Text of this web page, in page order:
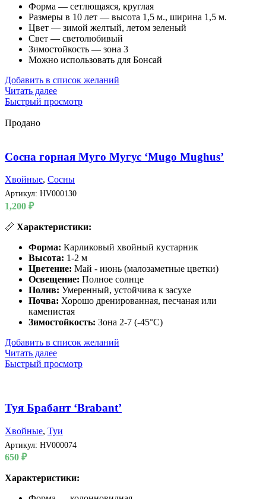
Форма — сетлющаяся, круглая
Размеры в 10 лет — высота 1,5 м., ширина 1,5 м.
Цвет — зимой желтый, летом зеленый
Свет — светолюбивый
Зимостойкость — зона 3
Можно использовать для Бонсай
Добавить в список желаний
Читать далее
Быстрый просмотр
Продано
Сосна горная Муго Мугус ‘Mugo Mughus’
Хвойные, Сосны
Артикул: HV000130
1,200 ₽
📏 Характеристики:
Форма: Карликовый хвойный кустарник
Высота: 1-2 м
Цветение: Май - июнь (малозаметные цветки)
Освещение: Полное солнце
Полив: Умеренный, устойчива к засухе
Почва: Хорошо дренированная, песчаная или
каменистая
Зимостойкость: Зона 2-7 (-45°C)
Добавить в список желаний
Читать далее
Быстрый просмотр
Туя Брабант ‘Brabant’
Хвойные, Туи
Артикул: HV000074
650 ₽
Характеристики: